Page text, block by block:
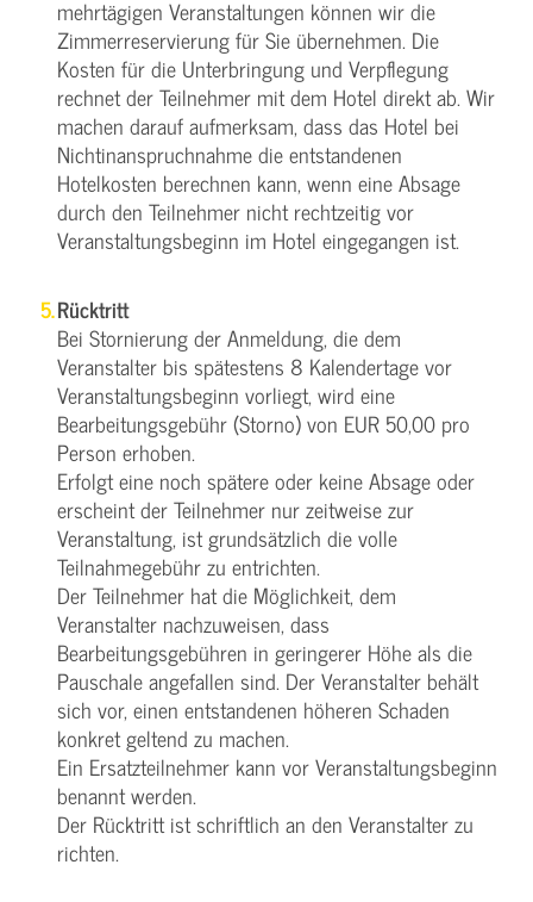
mehrtägigen Veranstaltungen können wir die
Zimmerreservierung für Sie übernehmen. Die
Kosten für die Unterbringung und Verpflegung
rechnet der Teilnehmer mit dem Hotel direkt ab. Wir
machen darauf aufmerksam, dass das Hotel bei
Nichtinanspruchnahme die entstandenen
Hotelkosten berechnen kann, wenn eine Absage
durch den Teilnehmer nicht rechtzeitig vor
Veranstaltungsbeginn im Hotel eingegangen ist.
Rücktritt
Bei Stornierung der Anmeldung, die dem
Veranstalter bis spätestens 8 Kalendertage vor
Veranstaltungsbeginn vorliegt, wird eine
Bearbeitungsgebühr (Storno) von EUR 50,00 pro
Person erhoben.
Erfolgt eine noch spätere oder keine Absage oder
erscheint der Teilnehmer nur zeitweise zur
Veranstaltung, ist grundsätzlich die volle
Teilnahmegebühr zu entrichten.
Der Teilnehmer hat die Möglichkeit, dem
Veranstalter nachzuweisen, dass
Bearbeitungsgebühren in geringerer Höhe als die
Pauschale angefallen sind. Der Veranstalter behält
sich vor, einen entstandenen höheren Schaden
konkret geltend zu machen.
Ein Ersatzteilnehmer kann vor Veranstaltungsbeginn
benannt werden.
Der Rücktritt ist schriftlich an den Veranstalter zu
richten.